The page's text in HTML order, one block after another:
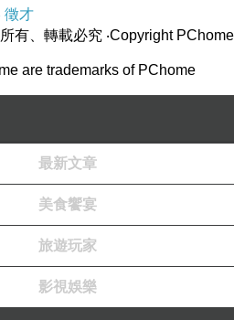
，我希望我開完會，你能
不要一直轉圈圈，不要一
1分鐘，可以慢慢來，但
還錯誤好嗎?
不成功，但是第二次就給
點推薦能夠順暢，
想一下，我開完會回來，
徵才
有、轉載必究 ‧Copyright PChome
are trademarks of PChome
最新文章
美食饗宴
旅遊玩家
影視娛樂